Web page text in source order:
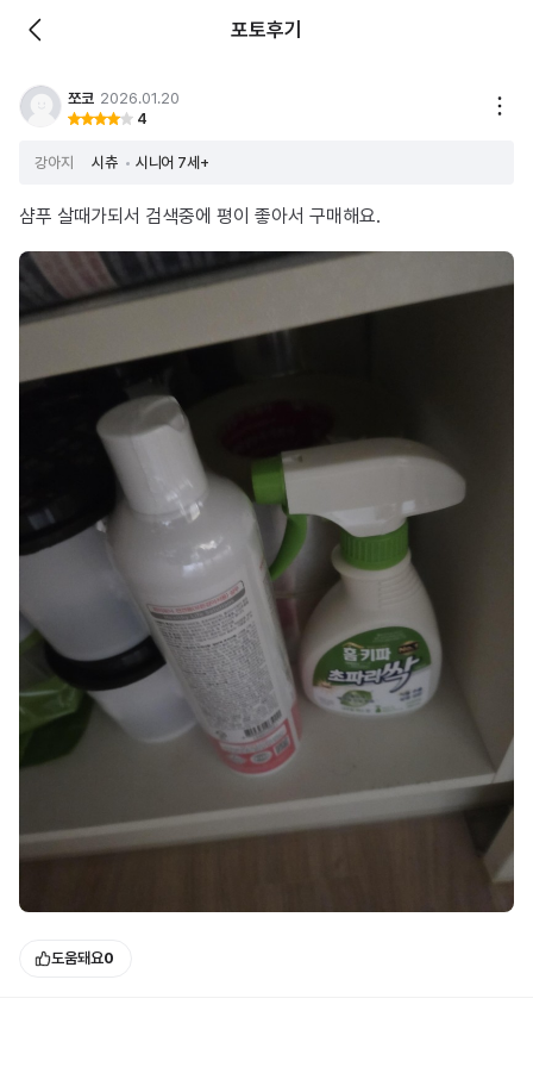
포토후기
쪼코 2026.01.20
4
강아지 시츄 시니어 7세+
샴푸 살때가되서 검색중에 평이 좋아서 구매해요.
도움돼요0